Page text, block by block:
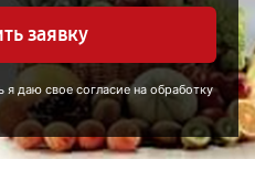
заявку
даю свое согласие на обработку